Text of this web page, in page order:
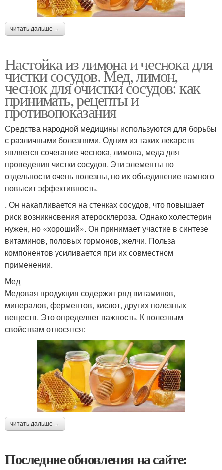
читать дальше →
Настойка из лимона и чеснока для
чистки сосудов. Мед, лимон,
чеснок для очистки сосудов: как
принимать, рецепты и
противопоказания
Средства народной медицины используются для борьбы
с различными болезнями. Одним из таких лекарств
является сочетание чеснока, лимона, меда для
проведения чистки сосудов. Эти элементы по
отдельности очень полезны, но их объединение намного
повысит эффективность.
. Он накапливается на стенках сосудов, что повышает
риск возникновения атеросклероза. Однако холестерин
нужен, но «хороший». Он принимает участие в синтезе
витаминов, половых гормонов, желчи. Польза
компонентов усиливается при их совместном
применении.
Мед
Медовая продукция содержит ряд витаминов,
минералов, ферментов, кислот, других полезных
веществ. Это определяет важность. К полезным
свойствам относятся:
читать дальше →
Последние обновления на сайте: